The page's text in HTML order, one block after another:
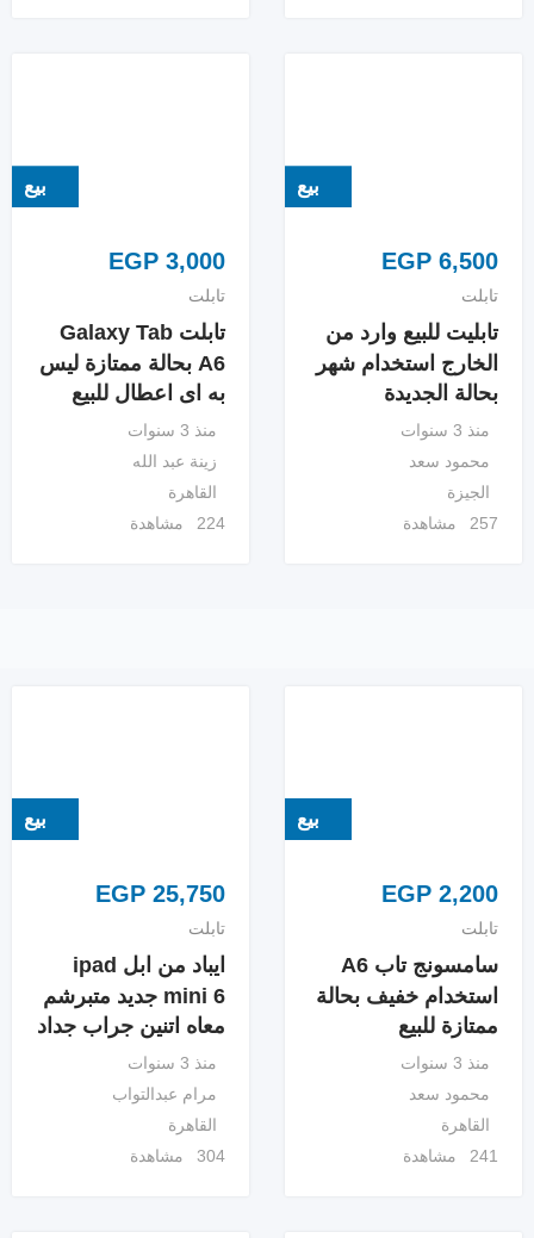
بيع
EGP 6,500
تابلت
تابليت للبيع وارد من
الخارج استخدام شهر
بحالة الجديدة
منذ 3 سنوات
محمود سعد
الجيزة
257 مشاهدة
بيع
EGP 3,000
تابلت
تابلت Galaxy Tab
A6 بحالة ممتازة ليس
به اى اعطال للبيع
منذ 3 سنوات
زينة عبد الله
القاهرة
224 مشاهدة
بيع
EGP 2,200
تابلت
سامسونج تاب A6
استخدام خفيف بحالة
ممتازة للبيع
منذ 3 سنوات
محمود سعد
القاهرة
241 مشاهدة
بيع
EGP 25,750
تابلت
ايباد من ابل ipad
mini 6 جديد متبرشم
معاه اتنين جراب جداد
منذ 3 سنوات
مرام عبدالتواب
القاهرة
304 مشاهدة